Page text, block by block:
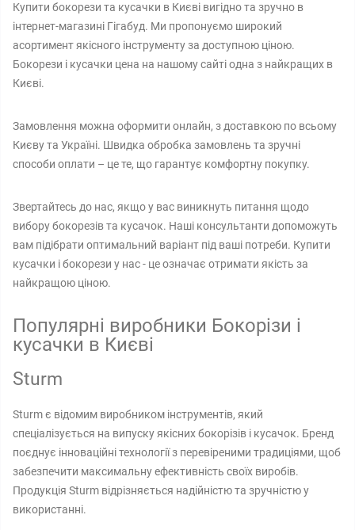
Купити бокорези та кусачки в Києві вигідно та зручно в
інтернет-магазині Гігабуд. Ми пропонуємо широкий
асортимент якісного інструменту за доступною ціною.
Бокорези і кусачки цена на нашому сайті одна з найкращих в
Києві.
Замовлення можна оформити онлайн, з доставкою по всьому
Києву та Україні. Швидка обробка замовлень та зручні
способи оплати – це те, що гарантує комфортну покупку.
Звертайтесь до нас, якщо у вас виникнуть питання щодо
вибору бокорезів та кусачок. Наші консультанти допоможуть
вам підібрати оптимальний варіант під ваші потреби. Купити
кусачки і бокорези у нас - це означає отримати якість за
найкращою ціною.
Популярні виробники Бокорізи і
кусачки в Києві
Sturm
Sturm є відомим виробником інструментів, який
спеціалізується на випуску якісних бокорізів і кусачок. Бренд
поєднує інноваційні технології з перевіреними традиціями, щоб
забезпечити максимальну ефективність своїх виробів.
Продукція Sturm відрізняється надійністю та зручністю у
використанні.